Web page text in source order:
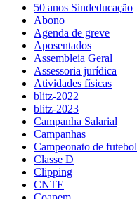
50 anos Sindeducação
Abono
Agenda de greve
Aposentados
Assembleia Geral
Assessoria jurídica
Atividades físicas
blitz-2022
blitz-2023
Campanha Salarial
Campanhas
Campeonato de futebol
Classe D
Clipping
CNTE